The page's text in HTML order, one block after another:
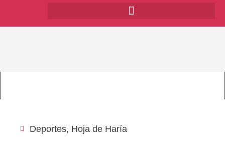
Deportes, Hoja de Haría